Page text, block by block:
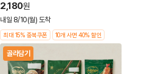
2,180원
내일 8/10(월) 도착
최대 15% 중복쿠폰 10개 사면 40% 할인
골라담기